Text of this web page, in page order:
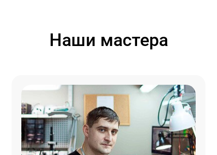
Наши мастера